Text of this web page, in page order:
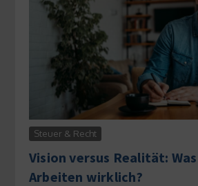
Steuer & Recht
Vision versus Realität:
Arbeiten wirklich?